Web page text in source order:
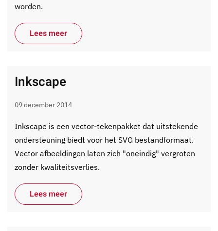
worden.
Lees meer
Inkscape
09 december 2014
Inkscape is een vector-tekenpakket dat uitstekende
ondersteuning biedt voor het SVG bestandformaat.
Vector afbeeldingen laten zich "oneindig" vergroten
zonder kwaliteitsverlies.
Lees meer